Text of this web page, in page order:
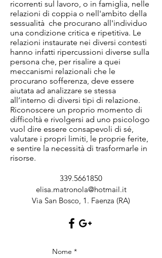
ricorrenti sul lavoro, o in famiglia, nelle
relazioni di coppia o nell'ambito della
sessualità che procurano all'individuo
una condizione critica e ripetitiva. Le
relazioni instaurate nei diversi contesti
hanno infatti ripercussioni diverse sulla
persona che, per risalire a quei
meccanismi relazionali che le
procurano sofferenza, deve essere
aiutata ad analizzare se stessa
all’interno di diversi tipi di relazione.
Riconoscere un proprio momento di
difficoltà e rivolgersi ad uno psicologo
vuol dire essere consapevoli di sé,
valutare i propri limiti, le proprie ferite,
e sentire la necessità di trasformarle in
risorse.
339.5661850
elisa.matronola@hotmail.it
Via San Bosco, 1. Faenza (RA)